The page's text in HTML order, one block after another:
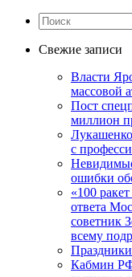
Свежие записи
Власти
массовой
Пост
миллион
с
ошибки
«100
ответа
советник
всему
Праздники
Кабмин РФ